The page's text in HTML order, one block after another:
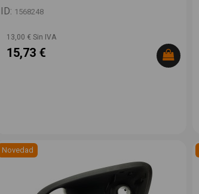
ID: 1568248
13,00 € Sin IVA
15,73 €
Novedad